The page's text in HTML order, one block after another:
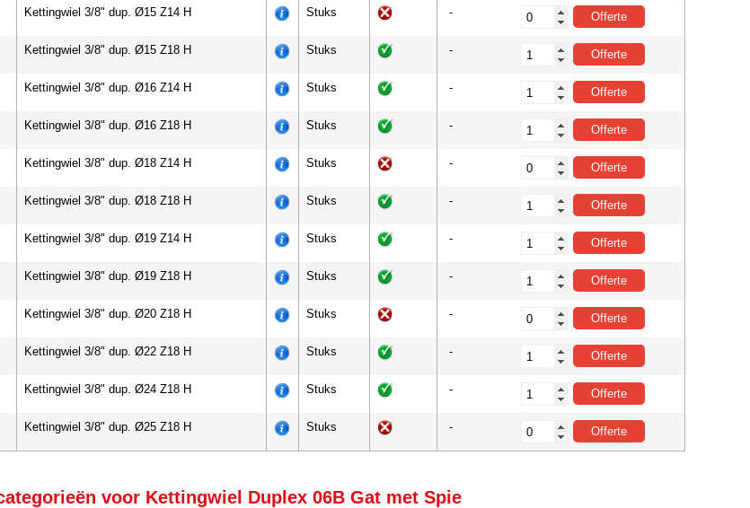
Kettingwiel 3/8" dup. Ø15 Z14 H Stuks -
Kettingwiel 3/8" dup. Ø15 Z18 H Stuks -
Kettingwiel 3/8" dup. Ø16 Z14 H Stuks -
Kettingwiel 3/8" dup. Ø16 Z18 H Stuks -
Kettingwiel 3/8" dup. Ø18 Z14 H Stuks -
Kettingwiel 3/8" dup. Ø18 Z18 H Stuks -
Kettingwiel 3/8" dup. Ø19 Z14 H Stuks -
Kettingwiel 3/8" dup. Ø19 Z18 H Stuks -
Kettingwiel 3/8" dup. Ø20 Z18 H Stuks -
Kettingwiel 3/8" dup. Ø22 Z18 H Stuks -
Kettingwiel 3/8" dup. Ø24 Z18 H Stuks -
Kettingwiel 3/8" dup. Ø25 Z18 H Stuks -
voor Kettingwiel Duplex 06B Gat met Spie